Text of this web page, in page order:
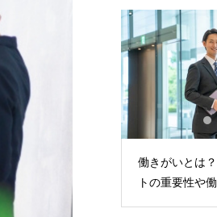
5ステップ！メリ
ットや成功のため
説
働きがいとは
トの重要性や